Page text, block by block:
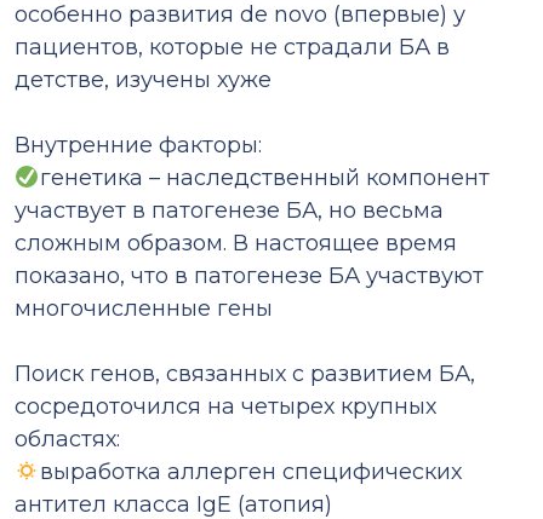
особенно развития de novo (впервые) у
пациентов, которые не страдали БА в
детстве, изучены хуже
Внутренние факторы:
генетика – наследственный компонент
участвует в патогенезе БА, но весьма
сложным образом. В настоящее время
показано, что в патогенезе БА участвуют
многочисленные гены
Поиск генов, связанных с развитием БА,
сосредоточился на четырех крупных
областях:
выработка аллерген специфических
антител класса IgE (атопия)